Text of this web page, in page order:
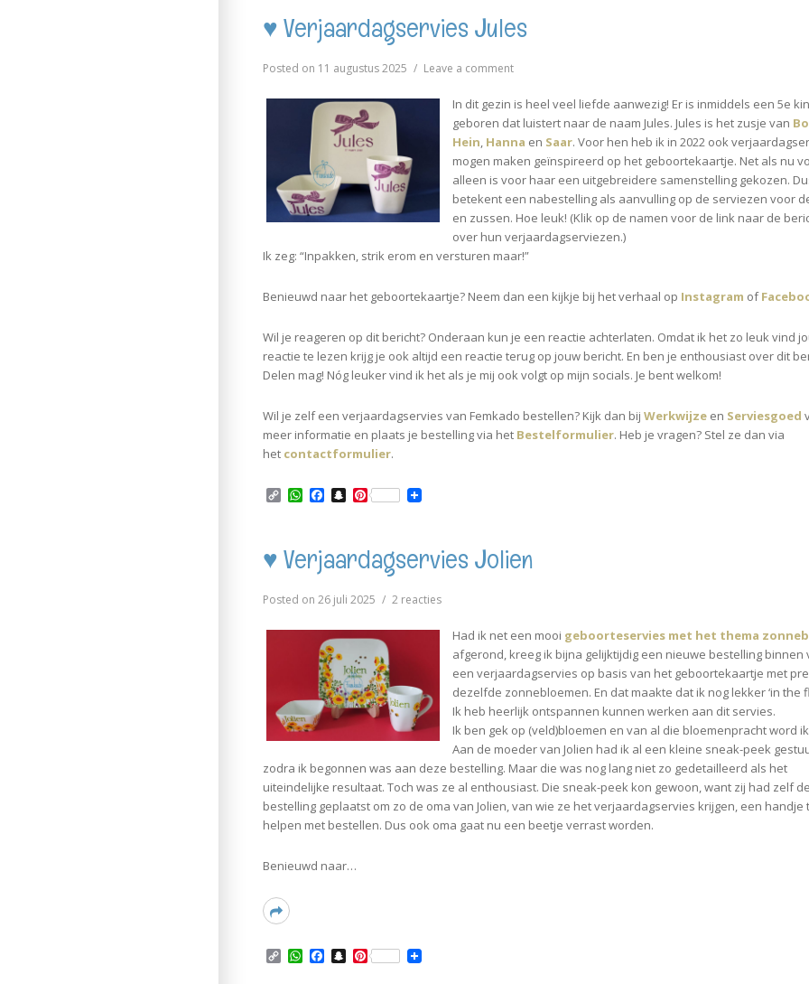
L
i
k
s
A
p
b
o
k
c
h
t
e
r
s
t
♥ Verjaardagservies Jules
Posted on 11 augustus 2025 Leave a comment
Verjaardagservies
Jules
In dit gezin is heel veel liefde aanwezig! Er is inmiddels een 5e
geboren dat luistert naar de naam Jules. Jules is het zusje van
Hein, Hanna en Saar. Voor hen heb ik in 2022 ook
mogen maken geïnspireerd op het geboortekaartje. Net als nu
alleen is voor haar een uitgebreidere samenstelling gekozen.
betekent een nabestelling als aanvulling op de serviezen voor
en zussen. Hoe leuk! (Klik op de namen voor de link naar de
over hun verjaardagserviezen.)
Ik zeg: “Inpakken, strik erom en versturen maar!”
Benieuwd naar het geboortekaartje? Neem dan een kijkje bij het verhaal op Instagram of
Wil je reageren op dit bericht? Onderaan kun je een reactie achterlaten. Omdat ik het zo leuk vind
reactie te lezen krijg je ook altijd een reactie terug op jouw bericht. En ben je enthousiast over dit
Delen mag! Nóg leuker vind ik het als je mij ook volgt op mijn socials. Je bent welkom!
Wil je zelf een verjaardagservies van Femkado bestellen? Kijk dan bijWerkwijze en Serviesgoed
meer informatie en plaats je bestelling via het Bestelformulier. Heb je vragen? Stel ze dan via
het contactformulier.
C
o
L
i
k
W
h
s
A
p
F
a
b
o
k
S
n
c
h
t
P
i
e
r
s
t
♥ Verjaardagservies Jolien
Posted on26 juli 2025 2 reacties
Verjaardagservies
Jolien
Had ik net een mooi geboorteservies met het thema
afgerond, kreeg ik bijna gelijktijdig een nieuwe bestelling binnen
een verjaardagservies op basis van het geboortekaartje met
dezelfde zonnebloemen. En dat maakte dat ik nog lekker ‘in the
Ik heb heerlijk ontspannen kunnen werken aan dit servies.
Ik ben gek op (veld)bloemen en van al die bloemenpracht word
Aan de moeder van Jolien had ik al een kleine sneak-peek
zodra ik begonnen was aan deze bestelling. Maar die was nog lang niet zo gedetailleerd als het
uiteindelijke resultaat. Toch was ze al enthousiast. Die sneak-peek kon gewoon, want zij had zelf de
bestelling geplaatst om zo de oma van Jolien, van wie ze het verjaardagservies krijgen, een handje
helpen met bestellen. Dus ook oma gaat nu een beetje verrast worden.
Benieuwd naar…
Read
C
o
W
h
F
a
S
n
P
i